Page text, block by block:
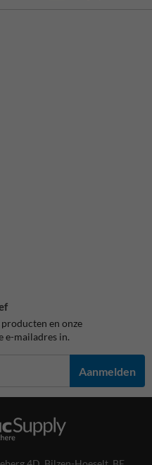
en onze
e-mailadres in.
Aanmelden